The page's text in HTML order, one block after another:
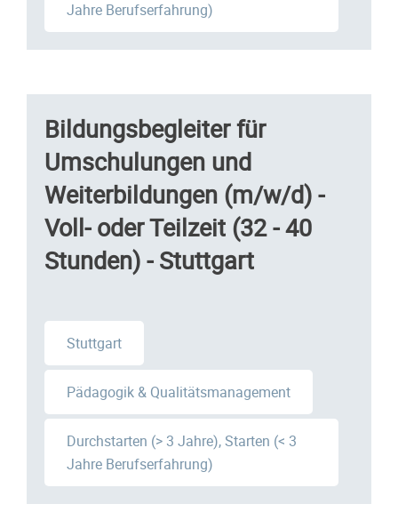
Jahre Berufserfahrung)
Bildungsbegleiter für
Umschulungen und
Weiterbildungen (m/w/d) -
Voll- oder Teilzeit (32 - 40
Stunden) - Stuttgart
Stuttgart
Pädagogik & Qualitätsmanagement
Durchstarten (> 3 Jahre), Starten (< 3
Jahre Berufserfahrung)